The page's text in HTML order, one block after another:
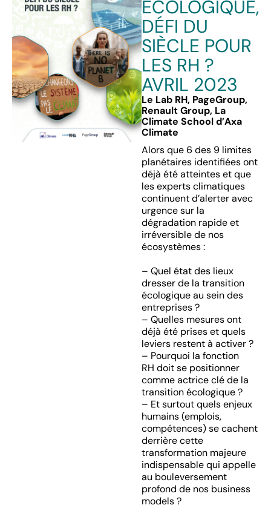
ÉCOLOGIQUE,
DÉFI DU
SIÈCLE POUR
LES RH ?
AVRIL 2023
Le Lab RH, PageGroup,
Renault Group, La
Climate School d’Axa
Climate
Alors que 6 des 9 limites
planétaires identifiées ont
déjà été atteintes et que
les experts climatiques
continuent d’alerter avec
urgence sur la
dégradation rapide et
irréversible de nos
écosystèmes :
– Quel état des lieux
dresser de la transition
écologique au sein des
entreprises ?
– Quelles mesures ont
déjà été prises et quels
leviers restent à activer ?
– Pourquoi la fonction
RH doit se positionner
comme actrice clé de la
transition écologique ?
– Et surtout quels enjeux
humains (emplois,
compétences) se cachent
derrière cette
transformation majeure
indispensable qui appelle
au bouleversement
profond de nos business
models ?